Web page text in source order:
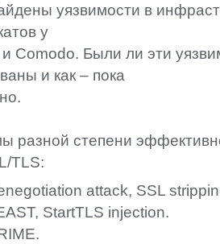
уязвимости в
у
Comodo. Были ли эти
и как – пока
разной степени
/TLS:
attack, SSL
, StartTLS injection.
.